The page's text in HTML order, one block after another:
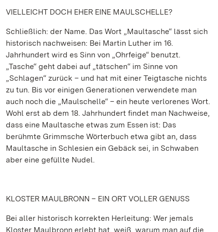
VIELLEICHT DOCH EHER EINE MAULSCHELLE?
Schließlich: der Name. Das Wort „Maultasche“ lässt sich
historisch nachweisen: Bei Martin Luther im 16.
Jahrhundert wird es Sinn von „Ohrfeige“ benutzt.
„Tasche“ geht dabei auf „tätschen“ im Sinne von
„Schlagen“ zurück – und hat mit einer Teigtasche nichts
zu tun. Bis vor einigen Generationen verwendete man
auch noch die „Maulschelle“ – ein heute verlorenes Wort.
Wohl erst ab dem 18. Jahrhundert findet man Nachweise,
dass eine Maultasche etwas zum Essen ist: Das
berühmte Grimmsche Wörterbuch etwa gibt an, dass
Maultasche in Schlesien ein Gebäck sei, in Schwaben
aber eine gefüllte Nudel.
KLOSTER MAULBRONN – EIN ORT VOLLER GENUSS
Bei aller historisch korrekten Herleitung: Wer jemals
Kloster Maulbronn erlebt hat, weiß, warum man auf die